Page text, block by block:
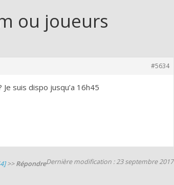
ou joueurs
#5634
suis dispo jusqu’a 16h45
Dernière modification : 23 septembre 2017
>>Répondre